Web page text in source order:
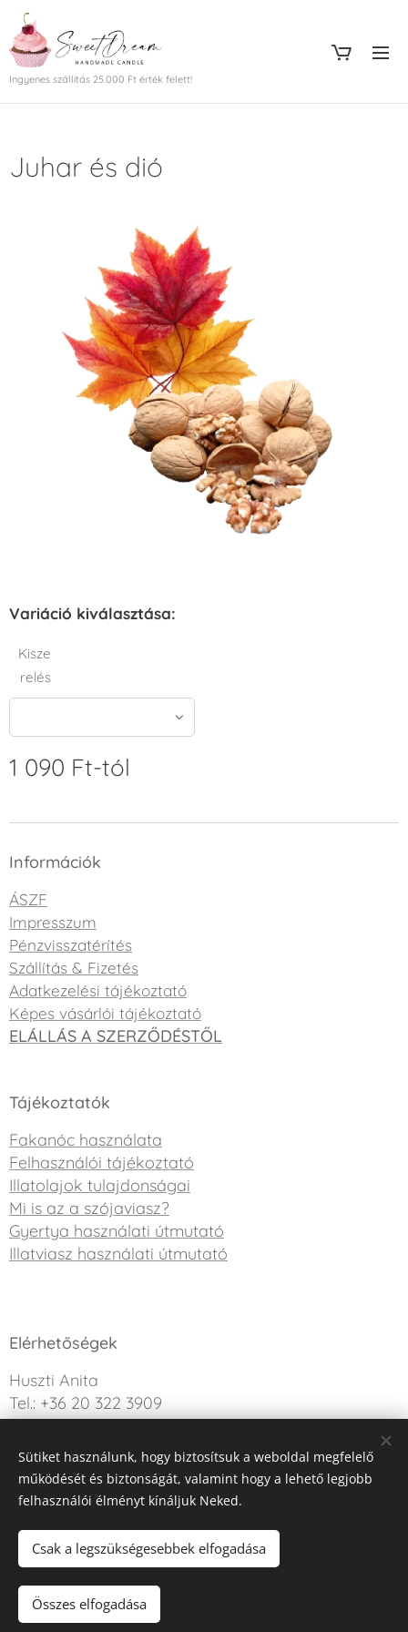
Ingyenes szállítás 25.000 Ft érték felett!
Juhar és dió
Variáció kiválasztása:
Kisze
relés
1 090 Ft-tól
Nincs raktáron
Információk
ÁSZF
Impresszum
Pénzvisszatérítés
Szállítás & Fizetés
Adatkezelési tájékoztató
Képes vásárlói tájékoztató
ELÁLLÁS A SZERZŐDÉSTŐL
Tájékoztatók
Fakanóc használata
Felhasználói tájékoztató
Illatolajok tulajdonságai
Mi is az a szójaviasz?
Gyertya használati útmutató
Illatviasz használati útmutató
Elérhetőségek
Huszti Anita
Tel.: +36 20 322 3909
Kérdésed van? Írj nekünk!
Az oldalt a Webnode működteti
Sütiket használunk, hogy biztosítsuk a weboldal megfelelő
működését és biztonságát, valamint hogy a lehető legjobb
felhasználói élményt kínáljuk Neked.
Csak a legszükségesebbek elfogadása
Összes elfogadása